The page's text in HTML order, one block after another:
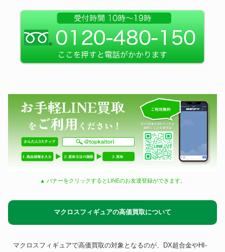
▲ バナーをクリックするとLINEのお友達登録ができます。
マクロスフィギュアの高価買取について
マクロスフィギュアで高価買取の対象となるのが、DX超合金やHI-